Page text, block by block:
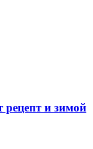
рецепт и зимой